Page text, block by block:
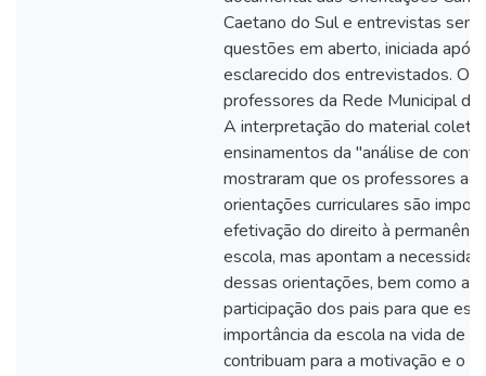
Caetano do Sul e entrevistas
questões em aberto, iniciada
esclarecido dos entrevistados. Os
professores da Rede Municipal de
A interpretação do material
ensinamentos da "análise de
mostraram que os professores
orientações curriculares são
efetivação do direito à
escola, mas apontam a
dessas orientações, bem como a
participação dos pais para que
importância da escola na vida de
contribuam para a motivação e o